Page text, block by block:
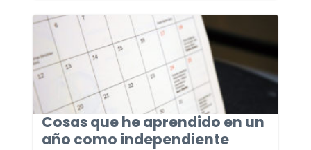
Cosas que he aprendido en un
año como independiente